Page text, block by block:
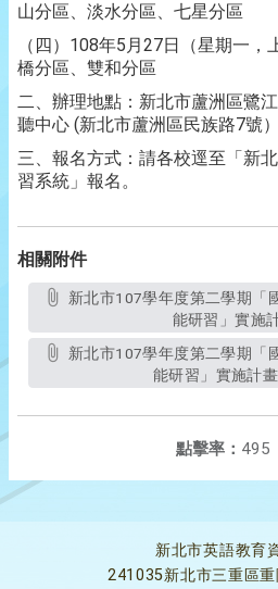
山分區、淡水分區、七星分區
（四）108年5月27日（星期一，
橋分區、雙和分區
二、辦理地點：新北市蘆洲區鷺
聽中心 (新北市蘆洲區民族路7號）
三、報名方式：請各校逕至「新
習系統」報名。
相關附件
能研習」實施
能研習」實施計
點擊率： 495
新北市英語教育
241035新北市三重區